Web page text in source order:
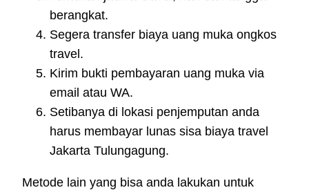
berangkat.
Segera transfer biaya uang muka ongkos
travel.
Kirim bukti pembayaran uang muka via
email atau WA.
Setibanya di lokasi penjemputan anda
harus membayar lunas sisa biaya travel
Jakarta Tulungagung.
Metode lain yang bisa anda lakukan untuk